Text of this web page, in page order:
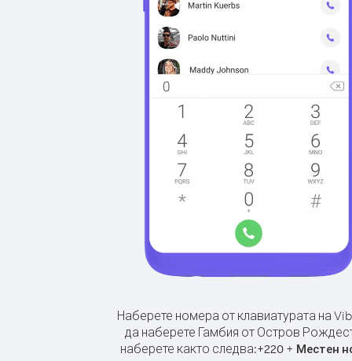
Наберете номера от клавиатурата на
да наберете Гамбия от Остров
наберете както следва:+220 + Местен